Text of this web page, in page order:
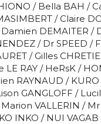
*
/ Bella BAH /
/ Claire
DEMAITER /
/ Dr SPEED /
/ Gilles
LE RAY / HeRsK /
RAYNAUD /
GANGLOFF /
VALLERIN /
INKO / NUI